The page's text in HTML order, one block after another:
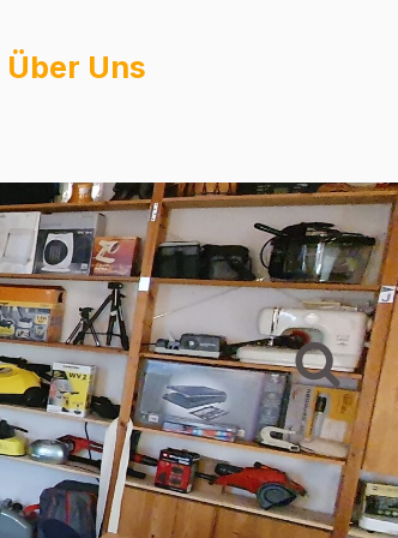
Über Uns